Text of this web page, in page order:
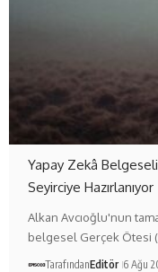
Yapay Zekâ Belgeseli
Seyirciye Hazırlanıyor
Alkan Avcıoğlu'nun
belgesel Gerçek Ötesi
TarafındanEditör 6 Ağu